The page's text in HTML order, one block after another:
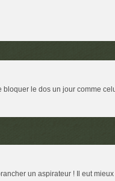
le dos un jour comme
un aspirateur ! Il eut